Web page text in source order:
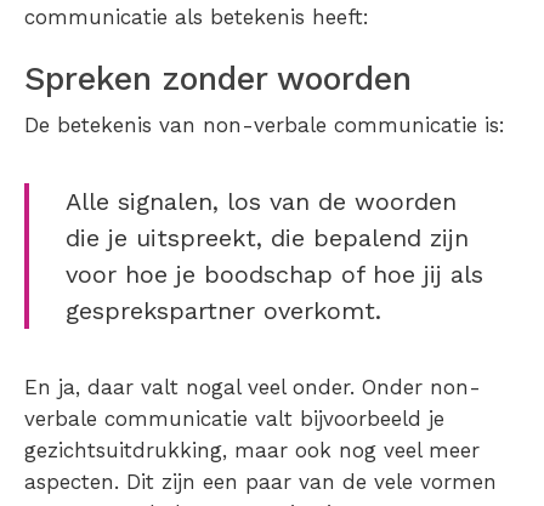
communicatie als betekenis heeft:
Spreken zonder woorden
De betekenis van non-verbale communicatie is:
Alle signalen, los van de woorden
die je uitspreekt, die bepalend zijn
voor hoe je boodschap of hoe jij als
gesprekspartner overkomt.
En ja, daar valt nogal veel onder. Onder non-
verbale communicatie valt bijvoorbeeld je
gezichtsuitdrukking, maar ook nog veel meer
aspecten. Dit zijn een paar van de vele vormen